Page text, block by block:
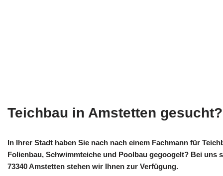
Teichbau in Amstetten gesucht?
In Ihrer Stadt haben Sie nach nach einem Fachmann für
Folienbau, Schwimmteiche und Poolbau gegoogelt? Bei uns
73340 Amstetten stehen wir Ihnen zur Verfügung.